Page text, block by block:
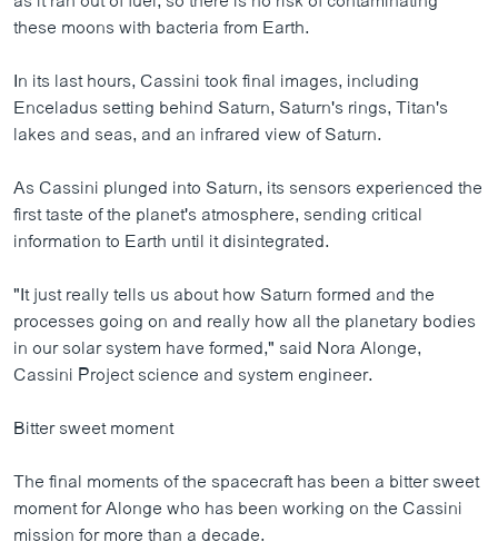
these moons with bacteria from Earth.
In its last hours, Cassini took final images, including
Enceladus setting behind Saturn, Saturn's rings, Titan's
lakes and seas, and an infrared view of Saturn.
As Cassini plunged into Saturn, its sensors experienced the
first taste of the planet's atmosphere, sending critical
information to Earth until it disintegrated.
"It just really tells us about how Saturn formed and the
processes going on and really how all the planetary bodies
in our solar system have formed," said Nora Alonge,
Cassini Project science and system engineer.
Bitter sweet moment
The final moments of the spacecraft has been a bitter sweet
moment for Alonge who has been working on the Cassini
mission for more than a decade.